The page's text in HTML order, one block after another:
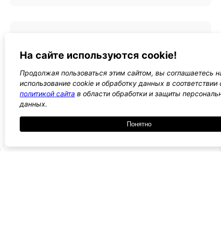
работают?
Ищите шаблон чтобы сделать авто сайт? В мире
цифровых решений ...
1 2
На сайте используются cookie!
Продолжая пользоваться этим сайтом, вы соглашаетесь
использование cookie и обработку данных в соответствии
политикой сайта в области обработки и защиты
данных.
Понятно